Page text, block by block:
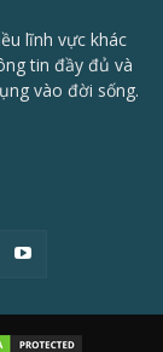
lĩnh vực khác
tin đầy đủ và
vào đời sống.